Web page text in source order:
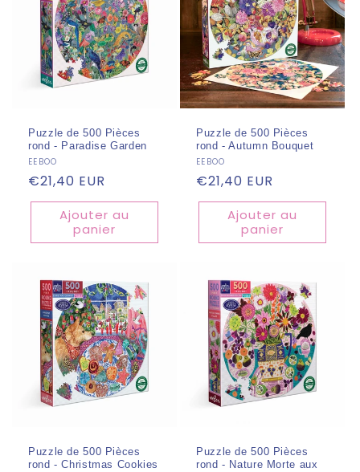
Puzzle de 500 Pièces
rond - Paradise Garden
Fournisseur :
EEBOO
Prix
habituel
€21,40 EUR
Ajouter au
panier
Puzzle de 500 Pièces
rond - Autumn Bouquet
Fournisseur :
EEBOO
Prix
habituel
€21,40 EUR
Ajouter au
panier
Puzzle de 500 Pièces
rond - Christmas Cookies
Puzzle de 500 Pièces
rond - Nature Morte aux